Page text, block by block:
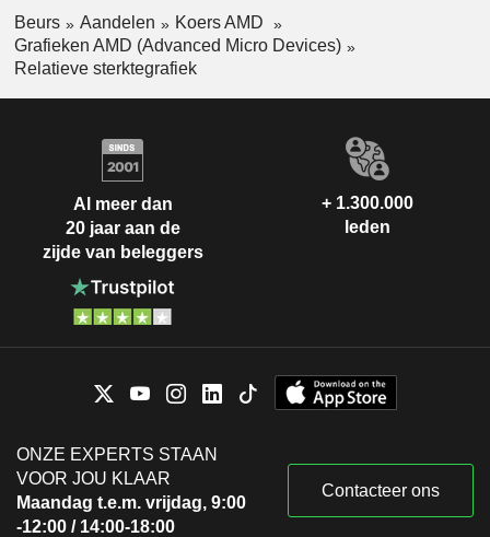
Beurs Aandelen
Koers AMD
Grafieken AMD (Advanced Micro Devices)
Relatieve sterktegrafiek
Al meer dan
20 jaar aan de
zijde van beleggers
+ 1.300.000
leden
ONZE EXPERTS STAAN
VOOR JOU KLAAR
Maandag t.e.m. vrijdag, 9:00
-12:00 / 14:00-18:00
Contacteer ons